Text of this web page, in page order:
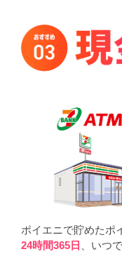
ポイエニで貯めたポ
24時間365日
、いつ